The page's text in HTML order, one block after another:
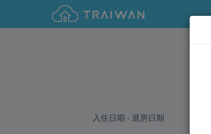
入住日期 - 退房日期